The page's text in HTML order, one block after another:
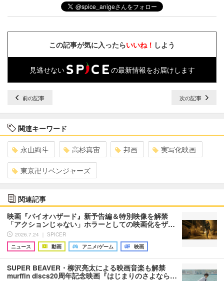
この記事が気に入ったらいいね！ しよう
見逃せない の最新情報をお届けします
前の記事 次の記事
関連キーワード
永山絢斗 高杉真宙 邦画 実写化映画
東京卍リベンジャーズ
関連記事
映画『バイオハザード』新予告編＆特別映像を解禁
「アクションじゃない」ホラーとしての映画化をザ…
2026.7.24 ｜ SPICER
ニュース
動画 アニメ/ゲーム 映画
SUPER BEAVER・柳沢亮太による映画音楽も解禁
murffin discs20周年記念映画『はじまりのさよなら…